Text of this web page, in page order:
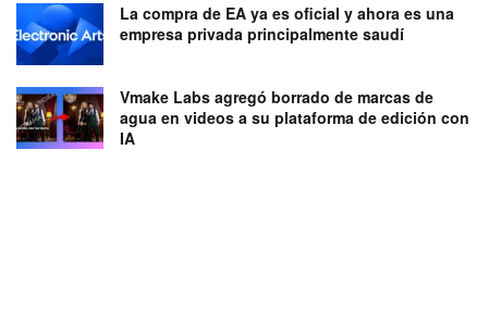
La compra de EA ya es oficial y ahora es una
empresa privada principalmente saudí
Vmake Labs agregó borrado de marcas de
agua en videos a su plataforma de edición con
IA